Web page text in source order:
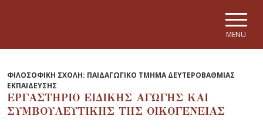
MENU
ΦΙΛΟΣΟΦΙΚΗ ΣΧΟΛΗ: ΠΑΙΔΑΓΩΓΙΚΟ ΤΜΗΜΑ ΔΕΥΤΕΡΟΒΑΘΜΙΑΣ
ΕΚΠΑΙΔΕΥΣΗΣ
ΕΡΓΑΣΤΗΡΙΟ ΕΙΔΙΚΗΣ ΑΓΩΓΗΣ ΚΑΙ
ΣΥΜΒΟΥΛΕΥΤΙΚΗΣ ΤΗΣ ΟΙΚΟΓΕΝΕΙΑΣ